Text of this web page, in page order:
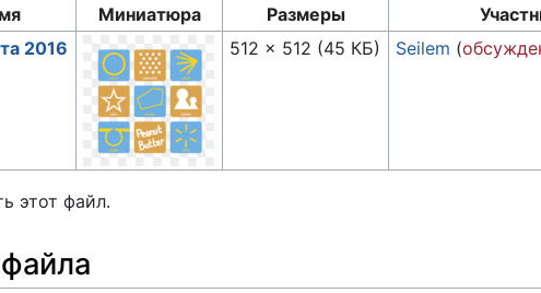
Миниатюра Размеры
2016 512 × 512 (45 КБ) Seilem (
этот файл.